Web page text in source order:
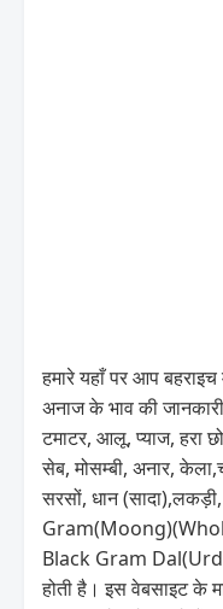
हमारे यहाँ पर आप
अनाज के भाव की
टमाटर, आलू, प्याज, हरा
सेब, मोसम्बी, अनार,
सरसों, धान
Black Gram Dal(Urd
होती है। इस वेबसाइट के